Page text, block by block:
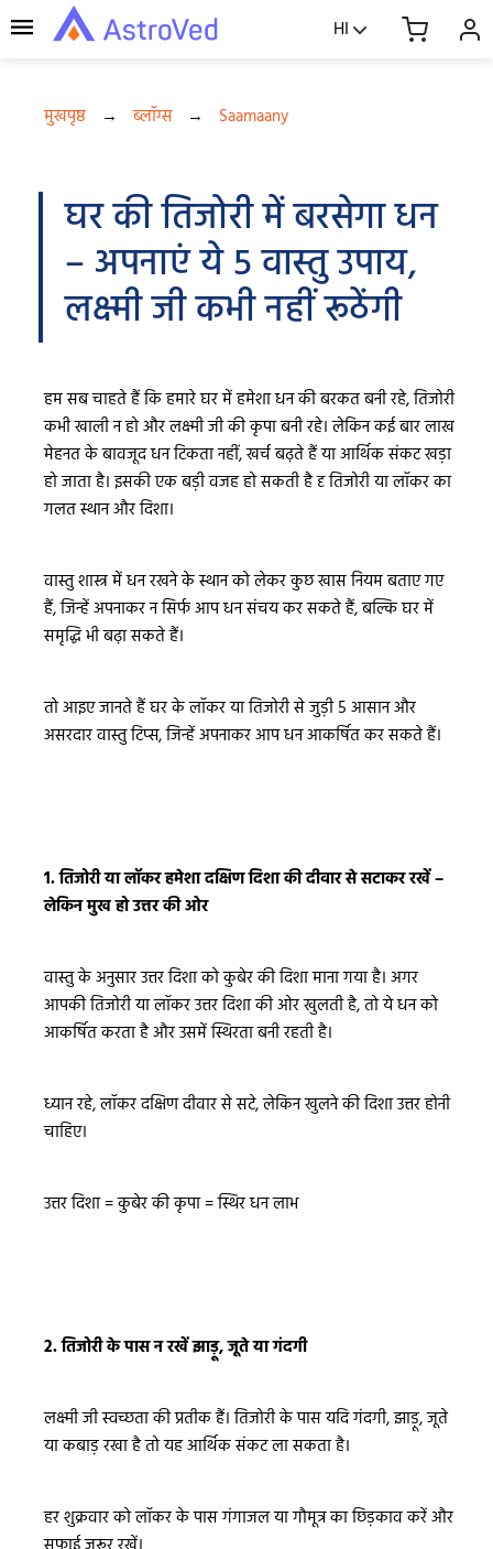
HI
मुखपृष्ठ → ब्लॉग्स → Saamaany
घर की तिजोरी में बरसेगा धन
– अपनाएं ये 5 वास्तु उपाय,
लक्ष्मी जी कभी नहीं रूठेंगी
हम सब चाहते हैं कि हमारे घर में हमेशा धन की बरकत बनी रहे, तिजोरी
कभी खाली न हो और लक्ष्मी जी की कृपा बनी रहे। लेकिन कई बार लाख
मेहनत के बावजूद धन टिकता नहीं, खर्च बढ़ते हैं या आर्थिक संकट खड़ा
हो जाता है। इसकी एक बड़ी वजह हो सकती है दृ तिजोरी या लॉकर का
गलत स्थान और दिशा।
वास्तु शास्त्र में धन रखने के स्थान को लेकर कुछ खास नियम बताए गए
हैं, जिन्हें अपनाकर न सिर्फ आप धन संचय कर सकते हैं, बल्कि घर में
समृद्धि भी बढ़ा सकते हैं।
तो आइए जानते हैं घर के लॉकर या तिजोरी से जुड़ी 5 आसान और
असरदार वास्तु टिप्स, जिन्हें अपनाकर आप धन आकर्षित कर सकते हैं।
1. तिजोरी या लॉकर हमेशा दक्षिण दिशा की दीवार से सटाकर रखें –
लेकिन मुख हो उत्तर की ओर
वास्तु के अनुसार उत्तर दिशा को कुबेर की दिशा माना गया है। अगर
आपकी तिजोरी या लॉकर उत्तर दिशा की ओर खुलती है, तो ये धन को
आकर्षित करता है और उसमें स्थिरता बनी रहती है।
ध्यान रहे, लॉकर दक्षिण दीवार से सटे, लेकिन खुलने की दिशा उत्तर होनी
चाहिए।
उत्तर दिशा = कुबेर की कृपा = स्थिर धन लाभ
2. तिजोरी के पास न रखें झाड़ू, जूते या गंदगी
लक्ष्मी जी स्वच्छता की प्रतीक हैं। तिजोरी के पास यदि गंदगी, झाड़ू, जूते
या कबाड़ रखा है तो यह आर्थिक संकट ला सकता है।
हर शुक्रवार को लॉकर के पास गंगाजल या गौमूत्र का छिड़काव करें और